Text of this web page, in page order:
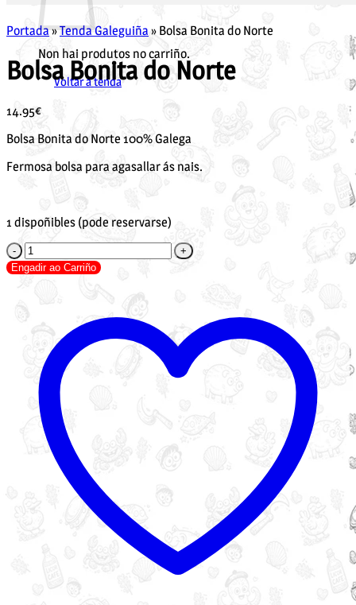
Non hai produtos no carriño.
Voltar á tenda
Portada»Tenda Galeguiña » Bolsa Bonita do Norte
Bolsa Bonita do Norte
14.95€
Bolsa Bonita do Norte 100% Galega
Fermosa bolsa para agasallar ás nais.
1 dispoñibles (pode reservarse)
Bolsa
Bonita
do
cantidade
Engadir ao Carriño